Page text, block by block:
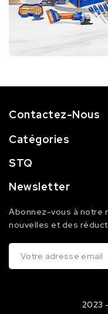
Contactez-Nous
Catégories
STQ
Newsletter
Abonnez-vous à notre
nouvelles et des
2023